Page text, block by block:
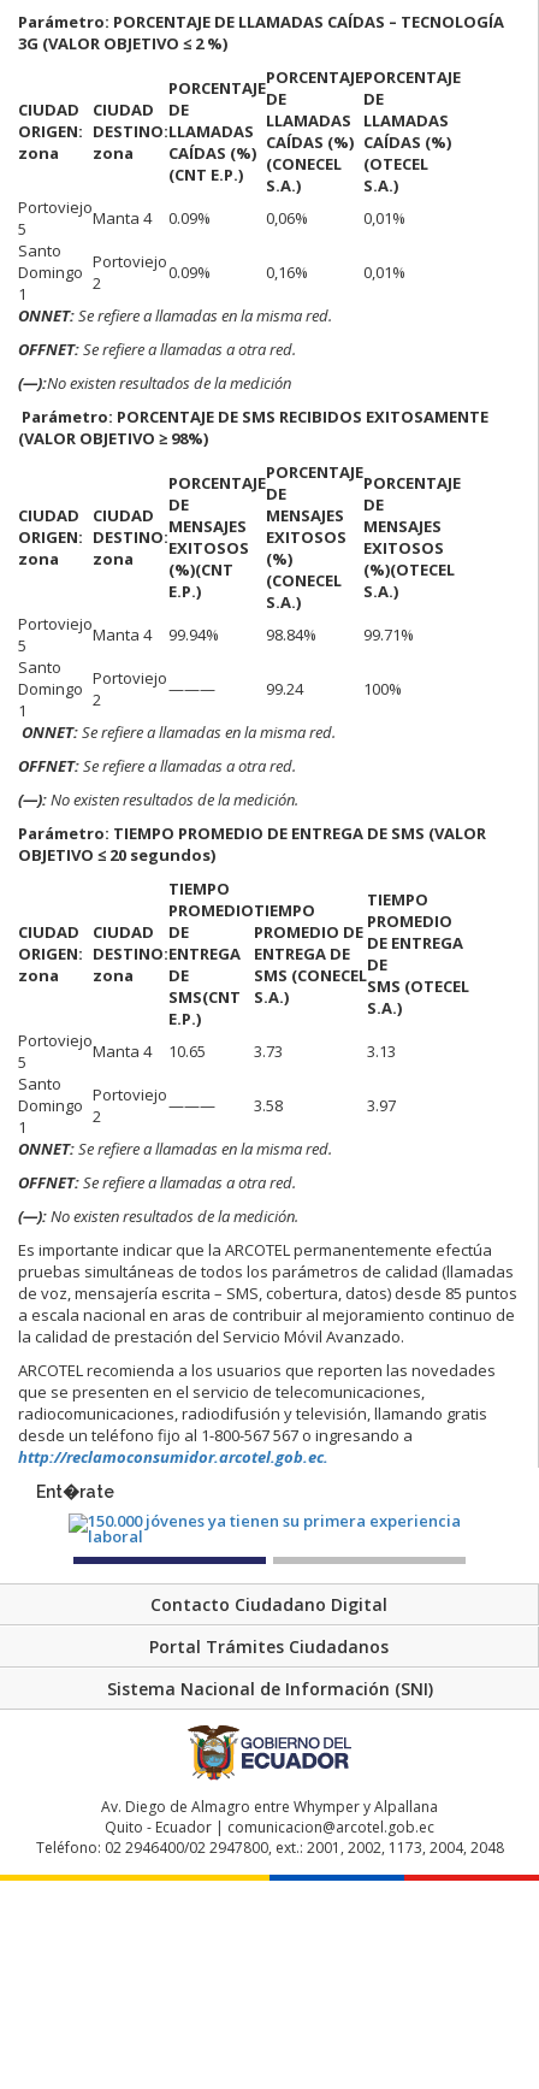
Parámetro: PORCENTAJE DE LLAMADAS CAÍDAS – TECNOLOGÍA
3G (VALOR OBJETIVO ≤ 2 %)
CIUDAD
ORIGEN:
zona
CIUDAD
DESTINO:
zona
PORCENTAJE
DE
LLAMADAS
CAÍDAS (%)
(CNT E.P.)
PORCENTAJE
DE
LLAMADAS
CAÍDAS (%)
(CONECEL
S.A.)
PORCENTAJE
DE
LLAMADAS
CAÍDAS (%)
(OTECEL
S.A.)
Portoviejo
5
Manta 4 0.09% 0,06%
0,01%
Santo
Domingo
1
Portoviejo
2
0.09% 0,16%
0,01%
ONNET:Se refiere a llamadas en la misma red.
OFFNET:Se refiere a llamadas a otra red.
(—):No existen resultados de la medición
Parámetro: PORCENTAJE DE SMS RECIBIDOS EXITOSAMENTE
(VALOR OBJETIVO ≥ 98%)
CIUDAD
ORIGEN:
zona
CIUDAD
DESTINO:
zona
PORCENTAJE
DE
MENSAJES
EXITOSOS
(%)(CNT
E.P.)
PORCENTAJE
DE
MENSAJES
EXITOSOS
(%)
(CONECEL
S.A.)
PORCENTAJE
DE
MENSAJES
EXITOSOS
(%)(OTECEL
S.A.)
Portoviejo
5
Manta 4 99.94% 98.84%
99.71%
Santo
Domingo
1
Portoviejo
2
——— 99.24
100%
ONNET:Se refiere a llamadas en la misma red.
OFFNET:Se refiere a llamadas a otra red.
(—):No existen resultados de la medición.
Parámetro: TIEMPO PROMEDIO DE ENTREGA DE SMS (VALOR
OBJETIVO ≤ 20 segundos)
CIUDAD
ORIGEN:
zona
CIUDAD
DESTINO:
zona
TIEMPO
PROMEDIO
DE
ENTREGA
DE
SMS(CNT
E.P.)
TIEMPO
PROMEDIO DE
ENTREGA DE
SMS (CONECEL
S.A.)
TIEMPO
PROMEDIO
DE ENTREGA
DE
SMS (OTECEL
S.A.)
Portoviejo
5
Manta 4 10.65 3.73
3.13
Santo
Domingo
1
Portoviejo
2
——— 3.58
3.97
ONNET:Se refiere a llamadas en la misma red.
OFFNET:Se refiere a llamadas a otra red.
(—):No existen resultados de la medición.
Es importante indicar que la ARCOTEL permanentemente efectúa
pruebas simultáneas de todos los parámetros de calidad (llamadas
de voz, mensajería escrita – SMS, cobertura, datos) desde 85 puntos
a escala nacional en aras de contribuir al mejoramiento continuo de
la calidad de prestación del Servicio Móvil Avanzado.
ARCOTEL recomienda a los usuarios que reporten las novedades
que se presenten en el servicio de telecomunicaciones,
radiocomunicaciones, radiodifusión y televisión, llamando gratis
desde un teléfono fijo al 1-800-567 567 o ingresando a
http://reclamoconsumidor.arcotel.gob.ec.
Ent�rate
Contacto Ciudadano Digital
Portal Trámites Ciudadanos
Sistema Nacional de Información (SNI)
Av. Diego de Almagro entre Whymper y Alpallana
Quito - Ecuador | comunicacion@arcotel.gob.ec
Teléfono: 02 2946400/02 2947800, ext.: 2001, 2002, 1173, 2004, 2048